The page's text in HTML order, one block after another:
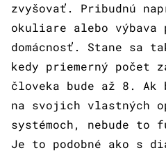
zvyšovať. Pribudnú
okuliare alebo
domácnosť. Stane sa
kedy priemerný počet
človeka bude až 8. Ak
na svojich vlastných
systémoch, nebude to
Je to podobné ako s